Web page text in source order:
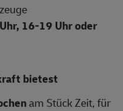
16-19 Uhr oder
bietest
am Stück Zeit, für